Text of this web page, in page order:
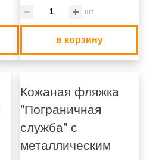
шт
в корзину
Кожаная фляжка
"Пограничная
служба" с
металлическим